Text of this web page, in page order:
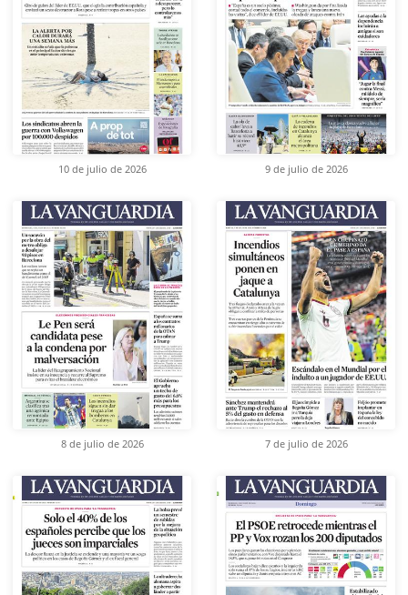
10 de julio de 2026 9 de julio de 2026
8 de julio de 2026 7 de julio de 2026